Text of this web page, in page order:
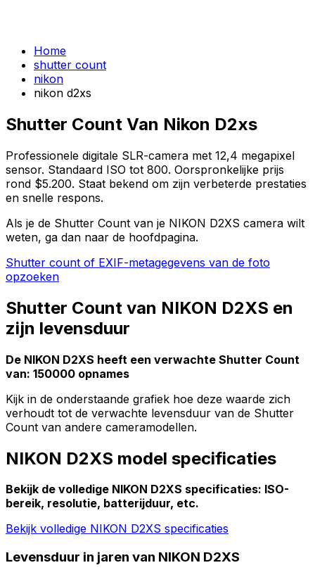
Home
shutter count
nikon
nikon d2xs
Shutter Count Van Nikon D2xs
Professionele digitale SLR-camera met 12,4 megapixel
sensor. Standaard ISO tot 800. Oorspronkelijke prijs
rond $5.200. Staat bekend om zijn verbeterde prestaties
en snelle respons.
Als je de Shutter Count van je NIKON D2XS camera wilt
weten, ga dan naar de hoofdpagina.
Shutter count of EXIF-metagegevens van de foto
opzoeken
Shutter Count van NIKON D2XS en
zijn levensduur
De NIKON D2XS heeft een verwachte Shutter Count
van: 150000 opnames
Kijk in de onderstaande grafiek hoe deze waarde zich
verhoudt tot de verwachte levensduur van de Shutter
Count van andere cameramodellen.
NIKON D2XS model specificaties
Bekijk de volledige NIKON D2XS specificaties: ISO-
bereik, resolutie, batterijduur, etc.
Bekijk volledige NIKON D2XS specificaties
Levensduur in jaren van NIKON D2XS